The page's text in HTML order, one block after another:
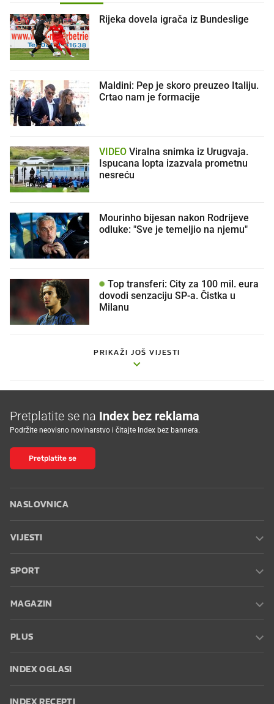
Rijeka dovela igrača iz Bundeslige
Maldini: Pep je skoro preuzeo Italiju.
Crtao nam je formacije
VIDEO
Ispucana lopta izazvala prometnu
nesreću
Mourinho bijesan nakon Rodrijeve
odluke: "Sve je temeljio na njemu"
Top transferi: City za 100 mil. eura
dovodi senzaciju SP-a. Čistka u
Milanu
PRIKAŽI JOŠ VIJESTI
Pretplatite se na Index bez reklama
Podržite neovisno novinarstvo i čitajte Index bez bannera.
Pretplatite se
NASLOVNICA
VIJESTI
SPORT
MAGAZIN
PLUS
INDEX OGLASI
INDEX RECEPTI